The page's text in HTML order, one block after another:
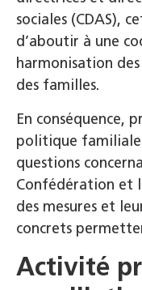
sociales (CDAS),
d’aboutir à une
harmonisation
des familles.
En conséquence,
politique familiale
questions
Confédération et
des mesures et
concrets
Activité